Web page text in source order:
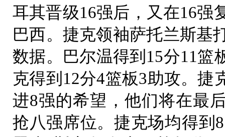
耳其晋级16强后，又在16强
巴西。捷克领袖萨托兰斯基
数据。巴尔温得到15分11篮
克得到12分4篮板3助攻。捷
进8强的希望，他们将在最
抢八强席位。捷克场均得到